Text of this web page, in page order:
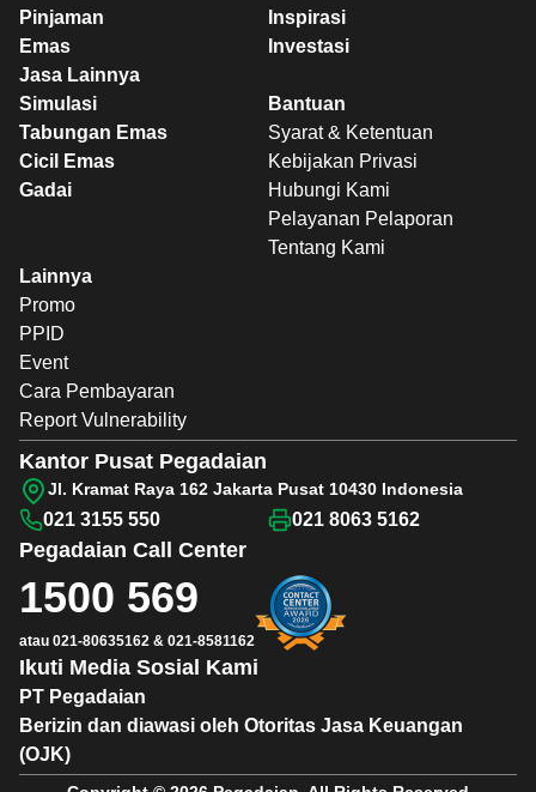
Pinjaman
Emas
Jasa Lainnya
Inspirasi
Investasi
Simulasi
Tabungan Emas
Cicil Emas
Gadai
Bantuan
Syarat & Ketentuan
Kebijakan Privasi
Hubungi Kami
Pelayanan Pelaporan
Tentang Kami
Lainnya
Promo
PPID
Event
Cara Pembayaran
Report Vulnerability
PT Pegadaian
Berizin dan diawasi oleh Otoritas Jasa Keuangan
(OJK)
Ikuti Media Sosial Kami
Pegadaian Call Center
1500 569
atau 021-80635162 & 021-8581162
Kantor Pusat Pegadaian
Jl. Kramat Raya 162 Jakarta Pusat 10430 Indonesia
021 3155 550 021 8063 5162